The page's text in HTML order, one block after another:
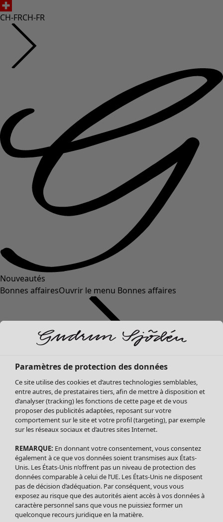
CH-FRCH-FR
Nouveautés
Bonnes affairesOuvrir le menu Bonnes affaires
Soldes Vêtements
Tous les vêtements
Robes
Tuniques
Blouses
Tops
Gilets
Pantalon
Jupes
Paramètres de protection des données
Ce site utilise des cookies et d’autres technologies semblables,
entre autres, de prestataires tiers, afin de mettre à disposition et
d’analyser (tracking) les fonctions de cette page et de vous
proposer des publicités adaptées, reposant sur votre
comportement sur le site et votre profil (targeting), par exemple
sur les réseaux sociaux et d’autres sites Internet.
REMARQUE: En donnant votre consentement, vous consentez
également à ce que vos données soient transmises aux États-
Unis. Les États-Unis n’offrent pas un niveau de protection des
données comparable à celui de l’UE. Les États-Unis ne disposent
pas de décision d’adéquation. Par conséquent, vous vous
exposez au risque que des autorités aient accès à vos données à
caractère personnel sans que vous ne puissiez former un
quelconque recours juridique en la matière.